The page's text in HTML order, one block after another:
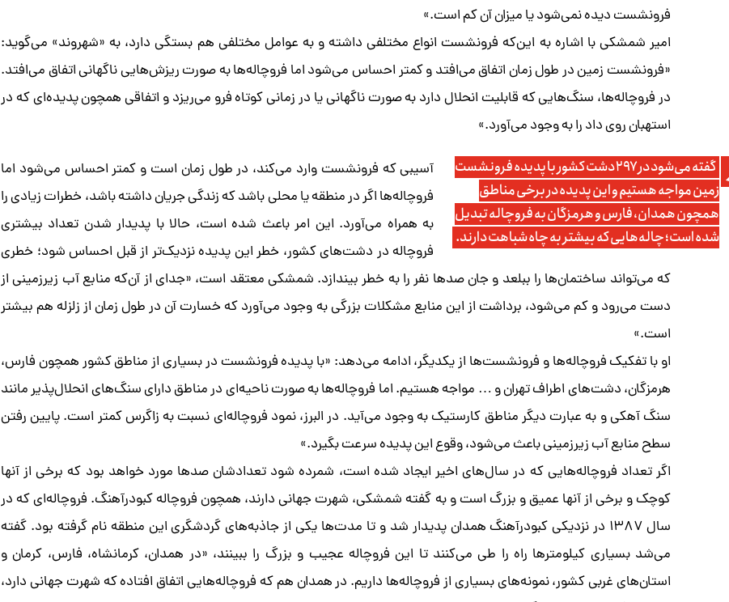
فرونشست دیده نمی‌شود یا میزان آن کم است.»
امیر شمشکی با اشاره به این‌که فرونشست انواع مختلفی داشته و به عوامل مختلفی هم بستگی دارد، به «شهروند» می‌گوید:
«فرونشست زمین در طول زمان اتفاق می‌افتد و کمتر احساس می‌شود اما فروچاله‌ها به صورت ریزش‌هایی ناگهانی اتفاق می‌افتد.
در فروچاله‌ها، سنگ‌هایی که قابلیت انحلال دارد به صورت ناگهانی یا در زمانی کوتاه فرو می‌ریزد و اتفاقی همچون پدیده‌ای که در
استهبان روی داد را به وجود می‌آورد.»
گفته می‌شود در ۲۹۷ دشت کشور با پدیده فرونشست
زمین مواجه هستیم و این پدیده در برخی مناطق
همچون همدان، فارس و هرمزگان به فروچاله تبدیل
شده است؛ چاله‌هایی که بیشتر به چاه شباهت دارند.
آسیبی که فرونشست وارد می‌کند، در طول زمان است و کمتر احساس می‌شود اما
فروچاله‌ها اگر در منطقه یا محلی باشد که زندگی جریان داشته باشد، خطرات زیادی را
به همراه می‌آورد. این امر باعث شده است، حالا با پدیدار شدن تعداد بیشتری
فروچاله در دشت‌های کشور، خطر این پدیده نزدیک‌تر از قبل احساس شود؛ خطری
که می‌تواند ساختمان‌ها را ببلعد و جان صدها نفر را به خطر بیندازد. شمشکی معتقد است، «جدای از آن‌که منابع آب زیرزمینی از
دست می‌رود و کم می‌شود، برداشت از این منابع مشکلات بزرگی به وجود می‌آورد که خسارت آن در طول زمان از زلزله هم بیشتر
است.»
او با تفکیک فروچاله‌ها و فرونشست‌ها از یکدیگر، ادامه می‌دهد: «با پدیده فرونشست در بسیاری از مناطق کشور همچون فارس،
هرمزگان، دشت‌های اطراف تهران و … مواجه هستیم. اما فروچاله‌ها به صورت ناحیه‌ای در مناطق دارای سنگ‌های انحلال‌پذیر مانند
سنگ آهکی و به عبارت دیگر مناطق کارستیک به وجود می‌آید. در البرز، نمود فروچاله‌ای نسبت به زاگرس کمتر است. پایین رفتن
سطح منابع آب زیرزمینی باعث می‌شود، وقوع این پدیده سرعت بگیرد.»
اگر تعداد فروچاله‌هایی که در سال‌های اخیر ایجاد شده‌ است، شمرده شود تعدادشان صدها مورد خواهد بود که برخی از آنها
کوچک و برخی از آنها عمیق و بزرگ است و به گفته شمشکی، شهرت جهانی دارند، همچون فروچاله کبودرآهنگ. فروچاله‌ای که در
‌سال ۱۳۸۷ در نزدیکی کبودرآهنگ همدان پدیدار شد و تا مدت‌ها یکی از جاذبه‌های گردشگری این منطقه نام گرفته بود. گفته
می‌شد بسیاری کیلومترها راه را طی می‌کنند تا این فروچاله عجیب و بزرگ را ببینند، «در همدان، کرمانشاه، فارس، کرمان و
استان‌های غربی کشور، نمونه‌های بسیاری از فروچاله‌ها داریم. در همدان هم که فروچاله‌هایی اتفاق افتاده که شهرت جهانی دارد،